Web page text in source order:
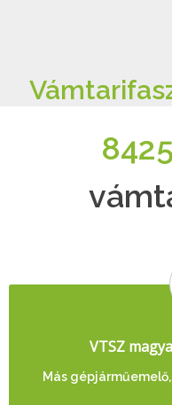
VTSZ
Más